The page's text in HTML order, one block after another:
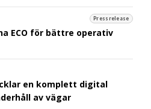
Pressrelease
ECO för bättre operativ
en komplett digital
av vägar